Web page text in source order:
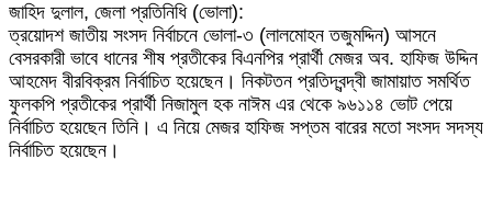
জাহিদ দুলাল, জেলা প্রতিনিধি (ভোলা):
ত্রয়োদশ জাতীয় সংসদ নির্বাচনে ভোলা-৩ (লালমোহন তজুমদ্দিন) আসনে
বেসরকারী ভাবে ধানের শীষ প্রতীকের বিএনপির প্রার্থী মেজর অব. হাফিজ উদ্দিন
আহমেদ বীরবিক্রম নির্বাচিত হয়েছেন। নিকটতন প্রতিদ্বন্দ্বী জামায়াত সমর্থিত
ফুলকপি প্রতীকের প্রার্থী নিজামুল হক নাঈম এর থেকে ৯৬১১৪ ভোট পেয়ে
নির্বাচিত হয়েছেন তিনি। এ নিয়ে মেজর হাফিজ সপ্তম বারের মতো সংসদ সদস্য
নির্বাচিত হয়েছেন।